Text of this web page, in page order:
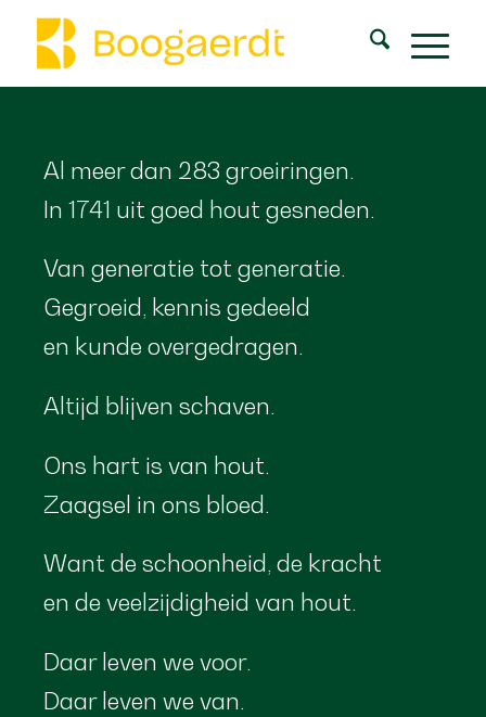
Al meer dan 283 groeiringen.
In 1741 uit goed hout gesneden.
Van generatie tot generatie.
Gegroeid, kennis gedeeld
en kunde overgedragen.
Altijd blijven schaven.
Ons hart is van hout.
Zaagsel in ons bloed.
Want de schoonheid, de kracht
en de veelzijdigheid van hout.
Daar leven we voor.
Daar leven we van.